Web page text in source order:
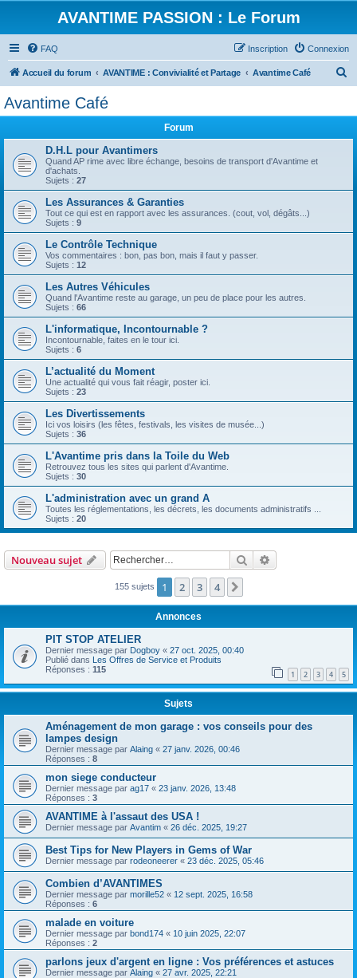
AVANTIME PASSION : Le Forum
FAQ Connexion
Inscription
Accueil du forum AVANTIME : Convivialité et Partage Avantime Café
Avantime Café
Forum
D.H.L pour Avantimers
Quand AP rime avec libre échange, besoins de transport d'Avantime et
d'achats.
Sujets : 27
Les Assurances & Garanties
Tout ce qui est en rapport avec les assurances. (cout, vol, dégâts...)
Sujets : 9
Le Contrôle Technique
Vos commentaires : bon, pas bon, mais il faut y passer.
Sujets : 12
Les Autres Véhicules
Quand l'Avantime reste au garage, un peu de place pour les autres.
Sujets : 66
L'informatique, Incontournable ?
Incontournable, faites en le tour ici.
Sujets : 6
L’actualité du Moment
Une actualité qui vous fait réagir, poster ici.
Sujets : 23
Les Divertissements
Ici vos loisirs (les fêtes, festivals, les visites de musée...)
Sujets : 36
L'Avantime pris dans la Toile du Web
Retrouvez tous les sites qui parlent d'Avantime.
Sujets : 30
L'administration avec un grand A
Toutes les réglementations, les décrets, les documents administratifs ...
Sujets : 20
Nouveau sujet Rechercher
155 sujets 1 2 3 4
Annonces
PIT STOP ATELIER
Dernier message par Dogboy « 27 oct. 2025, 00:40
Publié dans Les Offres de Service et Produits
Réponses : 115 1 2 3 4 5
Sujets
Aménagement de mon garage : vos conseils pour des
lampes design
Dernier message par Alaing « 27 janv. 2026, 00:46
Réponses : 8
mon siege conducteur
Dernier message par ag17 « 23 janv. 2026, 13:48
Réponses : 3
AVANTIME à l'assaut des USA !
Dernier message par Avantim « 26 déc. 2025, 19:27
Best Tips for New Players in Gems of War
Dernier message par rodeoneerer « 23 déc. 2025, 05:46
Combien d’AVANTIMES
Dernier message par morille52 « 12 sept. 2025, 16:58
Réponses : 6
malade en voiture
Dernier message par bond174 « 10 juin 2025, 22:07
Réponses : 2
parlons jeux d'argent en ligne : Vos préférences et astuces
Dernier message par Alaing « 27 avr. 2025, 22:21